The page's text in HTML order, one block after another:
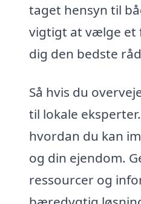
taget hensyn til
vigtigt at vælge et
dig den bedste
Så hvis du
til lokale
hvordan du kan
og din ejendom.
ressourcer og